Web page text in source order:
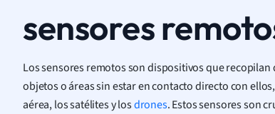
sensores
Los sensores remotos son dispositivos que
objetos o áreas sin estar en contacto directo con
aérea, los satélites y losdrones. Estos sensores son